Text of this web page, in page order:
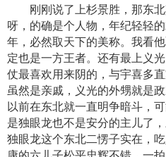
刚刚说了上杉景胜，那东北
呀，的确是个人物，年纪轻轻
年，必然取天下的美称。我看
定也是一方王者。还有最上义
仗最喜欢用来阴的，与宇喜多
虽然是亲戚，义光的外甥就是
以前在东北就一直明争暗斗，
是独眼龙也不是安分的主儿了
独眼龙这个东北二愣子实在，